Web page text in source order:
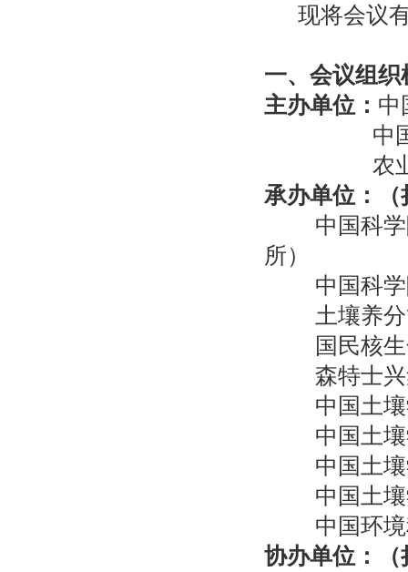
现将会议
一、会议组织
主办单位： 中
中国土
农业农村
承办单位：
中国科
所）
中国科
土壤养
国民核
森特士
中国土
中国土
中国土
中国土
中国环
协办单位：